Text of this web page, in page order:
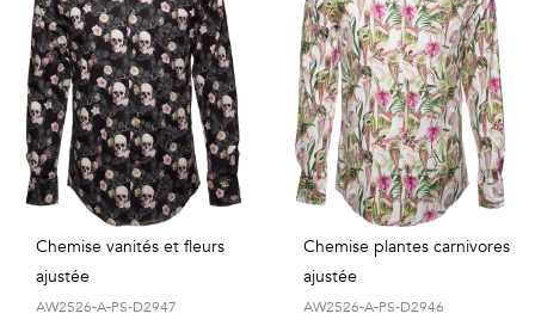
Chemise vanités et fleurs
ajustée
AW2526-A-PS-D2947
Chemise plantes carnivores
ajustée
AW2526-A-PS-D2946